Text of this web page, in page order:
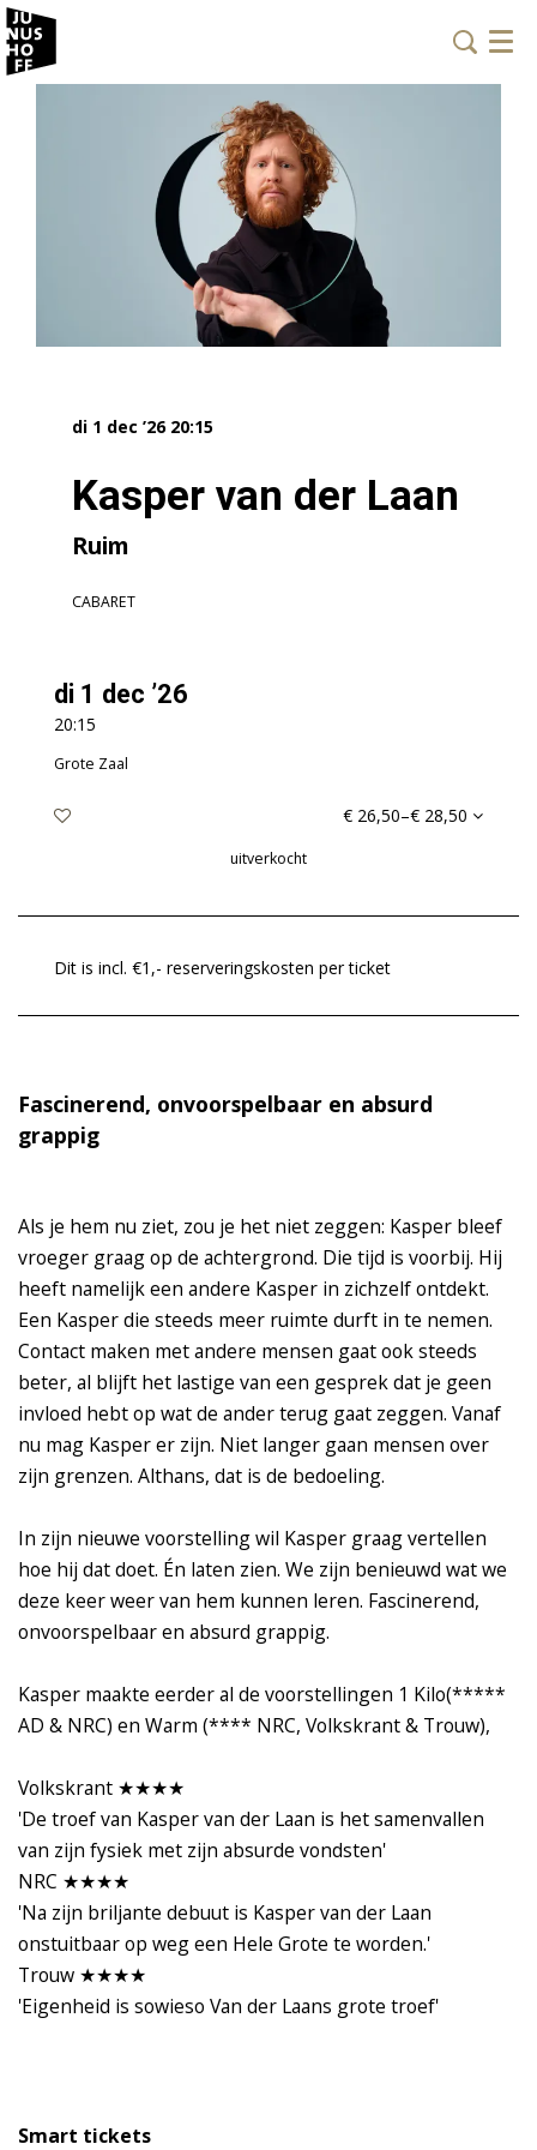
Menu
Kasper van der Laan
Ruim
di 1 dec ’26 20:15
CABARET
di 1 dec ’26
20:15
Grote Zaal
€ 26,50–€ 28,50
uitverkocht
Dit is incl. €1,- reserveringskosten per ticket
Fascinerend, onvoorspelbaar en absurd
grappig
Als je hem nu ziet, zou je het niet zeggen: Kasper bleef
vroeger graag op de achtergrond. Die tijd is voorbij. Hij
heeft namelijk een andere Kasper in zichzelf ontdekt.
Een Kasper die steeds meer ruimte durft in te nemen.
Contact maken met andere mensen gaat ook steeds
beter, al blijft het lastige van een gesprek dat je geen
invloed hebt op wat de ander terug gaat zeggen. Vanaf
nu mag Kasper er zijn. Niet langer gaan mensen over
zijn grenzen. Althans, dat is de bedoeling.
In zijn nieuwe voorstelling wil Kasper graag vertellen
hoe hij dat doet. Én laten zien. We zijn benieuwd wat we
deze keer weer van hem kunnen leren. Fascinerend,
onvoorspelbaar en absurd grappig.
Kasper maakte eerder al de voorstellingen 1 Kilo(*****
AD & NRC) en Warm (**** NRC, Volkskrant & Trouw),
Volkskrant ★★★★
'De troef van Kasper van der Laan is het samenvallen
van zijn fysiek met zijn absurde vondsten'
NRC ★★★★
'Na zijn briljante debuut is Kasper van der Laan
onstuitbaar op weg een Hele Grote te worden.'
Trouw ★★★★
'Eigenheid is sowieso Van der Laans grote troef'
Smart tickets